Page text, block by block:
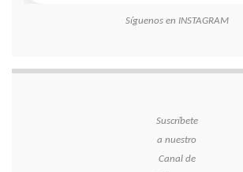
Síguenos en INSTAGRAM
Suscríbete
a nuestro
Canal de